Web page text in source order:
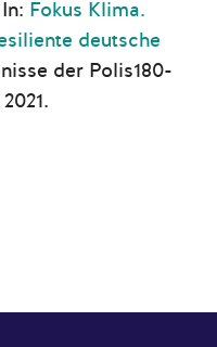
Fokus Klima.
deutsche
der Polis180-